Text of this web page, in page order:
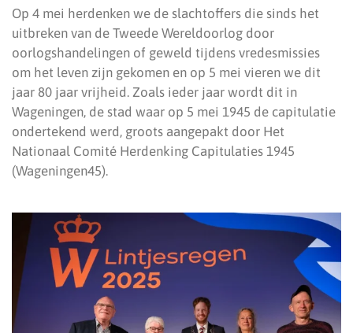
Op 4 mei herdenken we de slachtoffers die sinds het
uitbreken van de Tweede Wereldoorlog door
oorlogshandelingen of geweld tijdens vredesmissies
om het leven zijn gekomen en op 5 mei vieren we dit
jaar 80 jaar vrijheid. Zoals ieder jaar wordt dit in
Wageningen, de stad waar op 5 mei 1945 de capitulatie
ondertekend werd, groots aangepakt door Het
Nationaal Comité Herdenking Capitulaties 1945
(Wageningen45).